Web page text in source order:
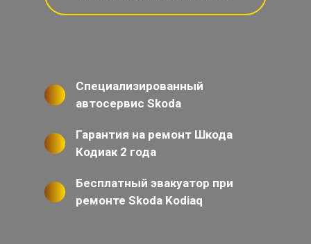
Специализированный
автосервис Skoda
Гарантия на ремонт Шкода
Кодиак 2 года
Бесплатный эвакуатор при
ремонте Skoda Kodiaq